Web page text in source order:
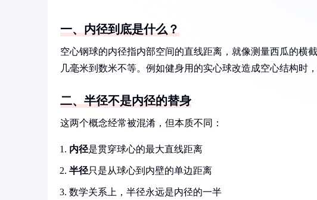
一、内径到底是什么？
空心钢球的内径指内部空间的直线距离，就像测量西瓜的横
几毫米到数米不等。例如健身用的实心球改造成空心结构时
二、半径不是内径的替身
这两个概念经常被混淆，但本质不同：
内径是贯穿球心的最大直线距离
半径只是从球心到内壁的单边距离
数学关系上，半径永远是内径的一半